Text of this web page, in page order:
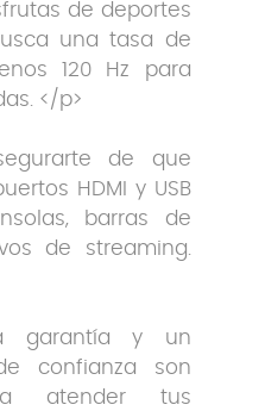
de deportes
una tasa de
120 Hz para
</p>
de que
HDMI y USB
barras de
de streaming.
garantía y un
confianza son
atender tus